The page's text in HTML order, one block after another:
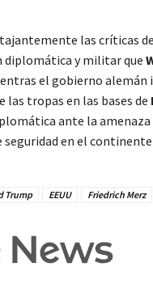
las críticas de
diplomática y militar que
el gobierno alemán
las tropas en las bases de
ante la
en el
Trump EEUU Friedrich Merz